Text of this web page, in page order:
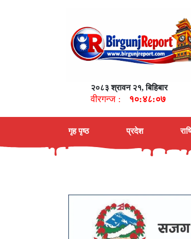
२०८३ श्रावन २१, बिहिबार
वीरगन्ज : १०:४८:०९
गृह पृष्ठ प्रदेश